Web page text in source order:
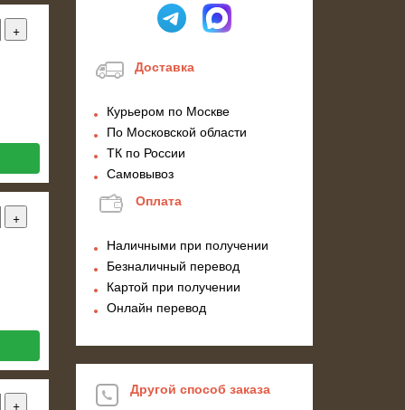
Доставка
Курьером по Москве
По Московской области
ТК по России
Самовывоз
Оплата
Наличными при получении
Безналичный перевод
Картой при получении
Онлайн перевод
Другой способ заказа